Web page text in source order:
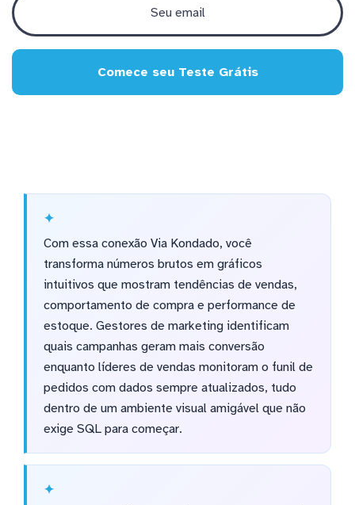
Comece seu Teste Grátis
Com essa conexão Via Kondado, você
transforma números brutos em gráficos
intuitivos que mostram tendências de vendas,
comportamento de compra e performance de
estoque. Gestores de marketing identificam
quais campanhas geram mais conversão
enquanto líderes de vendas monitoram o funil de
pedidos com dados sempre atualizados, tudo
dentro de um ambiente visual amigável que não
exige SQL para começar.